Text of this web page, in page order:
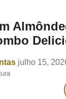
julho 15,